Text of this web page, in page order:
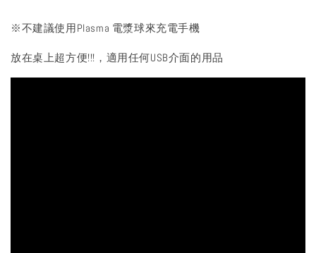
※不建議使用Plasma 電漿球來充電手機
放在桌上超方便!!!，適用任何USB介面的用品